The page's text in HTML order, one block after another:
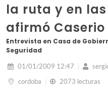
la ruta y en
afirmó Caserio
Entrevista en Casa de
Seguridad
01/01/2009 12:47
cordoba
2073 lecturas